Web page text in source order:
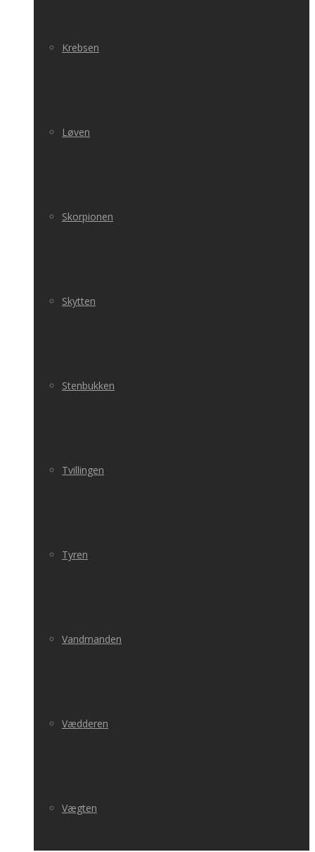
Krebsen
Løven
Skorpionen
Skytten
Stenbukken
Tvillingen
Tyren
Vandmanden
Vædderen
Vægten